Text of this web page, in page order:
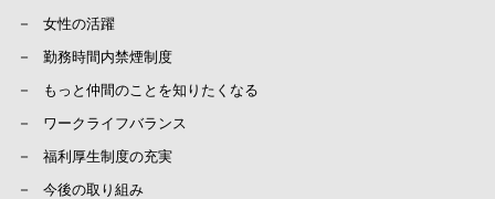
女性の活躍
勤務時間内禁煙制度
もっと仲間のことを知りたくなる
ワークライフバランス
福利厚生制度の充実
今後の取り組み